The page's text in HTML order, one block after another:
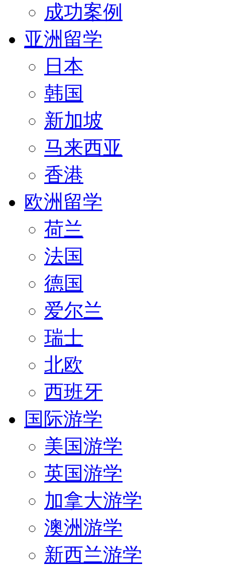
成功案例
亚洲留学
日本
韩国
新加坡
马来西亚
香港
欧洲留学
荷兰
法国
德国
爱尔兰
瑞士
北欧
西班牙
国际游学
美国游学
英国游学
加拿大游学
澳洲游学
新西兰游学